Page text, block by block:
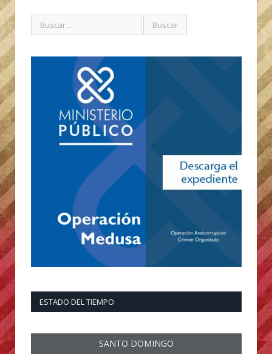
ESTADO DEL TIEMPO
SANTO DOMINGO